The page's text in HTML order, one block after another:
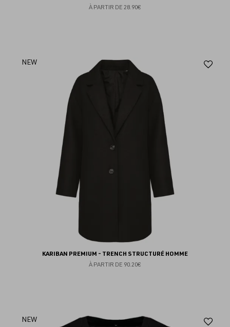
À PARTIR DE 28.90€
NEW
KARIBAN PREMIUM - TRENCH STRUCTURÉ HOMME
À PARTIR DE 90.20€
NEW